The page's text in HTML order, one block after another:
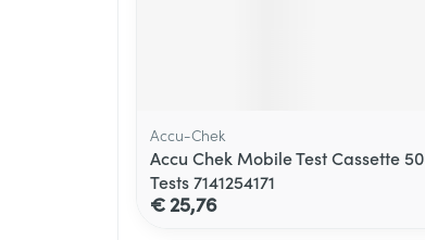
Accu-Chek
Accu Chek Mobile Test Cassette 50
Tests 7141254171
€ 25,76